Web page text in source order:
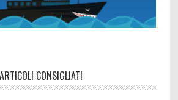
ARTICOLI CONSIGLIATI